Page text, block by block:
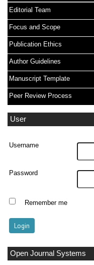
Editorial Team
Focus and Scope
Publication Ethics
Author Guidelines
Manuscript Template
Peer Review Process
User
Username
Password
Remember me
Open Journal Systems